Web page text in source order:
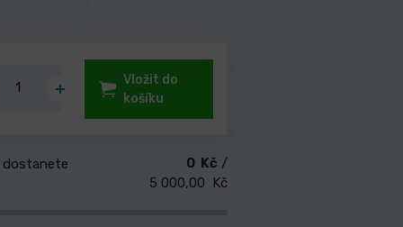
Vložit do
košíku
dostanete
0 Kč /
5 000,00 Kč